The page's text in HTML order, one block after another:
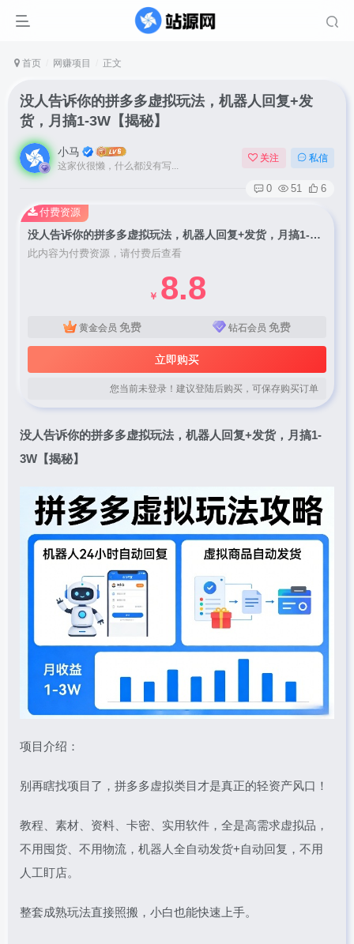
首页 网赚项目 正文
没人告诉你的拼多多虚拟玩法，机器人回复+发
货，月搞1-3W【揭秘】
小马
这家伙很懒，什么都没有写...
关注 私信
0 51 6
没人告诉你的拼多多虚拟玩法，机器人回复+发货，月搞1-3W【揭秘】
此内容为付费资源，请付费后查看
￥ 8.8
黄金会员 免费 钻石会员 免费
立即购买
您当前未登录！建议登陆后购买，可保存购买订单
付费资源
没人告诉你的拼多多虚拟玩法，机器人回复+发货，月搞1-
3W【揭秘】
项目介绍：
别再瞎找项目了，拼多多虚拟类目才是真正的轻资产风口！
教程、素材、资料、卡密、实用软件，全是高需求虚拟品，
不用囤货、不用物流，机器人全自动发货+自动回复，不用
人工盯店。
整套成熟玩法直接照搬，小白也能快速上手。